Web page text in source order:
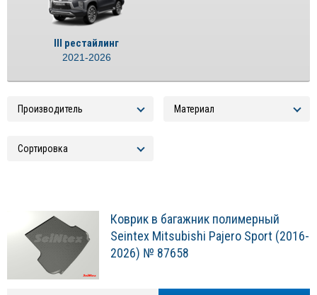
III рестайлинг
2021-2026
Коврик в багажник полимерный
Seintex Mitsubishi Pajero Sport (2016-
2026) № 87658